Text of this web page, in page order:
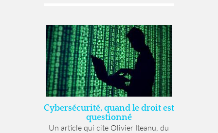
Cybersécurité, quand le droit est
questionné
Un article qui cite Olivier Iteanu, du